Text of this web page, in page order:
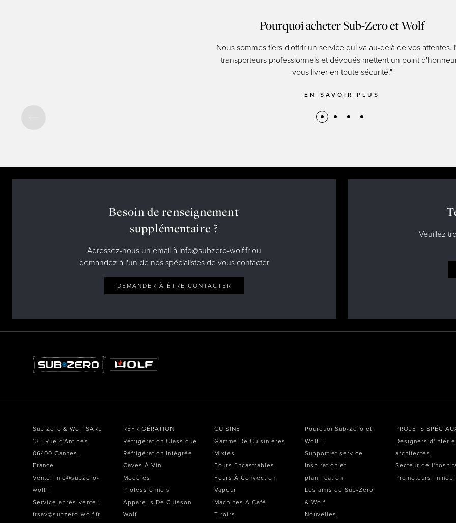
Pourquoi acheter Sub-Zero et Wolf
Nous sommes fiers d'offrir un service qui va au-delà de vos attentes.
transporteurs professionnels et dévoués mettent un point
vous livrer en toute sécurité."
EN SAVOIR PLUS
Besoin de renseignement
supplémentaire ?
Adressez-nous un email à info@subzero-wolf.fr ou
demandez à l'un de nos spécialistes de vous contacter
DEMANDER À ÊTRE CONTACTER
Veuillez
Sub Zero & Wolf SARL
135 Rue d'Antibes,
06400 Cannes,
France
Vente: info@subzero-
wolf.fr
Service après-vente :
frsav@subzero-wolf.fr
RÉFRIGÉRATION
Réfrigération Classique
Réfrigération Intégrée
Caves À Vin
Modèles
Professionnels
Appareils De Cuisson
Wolf
CUISINE
Gamme De Cuisinières
Mixtes
Fours Encastrables
Fours À Convection
Vapeur
Machines À Café
Tiroirs
Pourquoi Sub-Zero et
Wolf ?
Support et service
Inspiration et
planification
Les amis de Sub-Zero
& Wolf
Nouvelles
PROJETS
Designers
architectes
Secteur de
Promoteurs